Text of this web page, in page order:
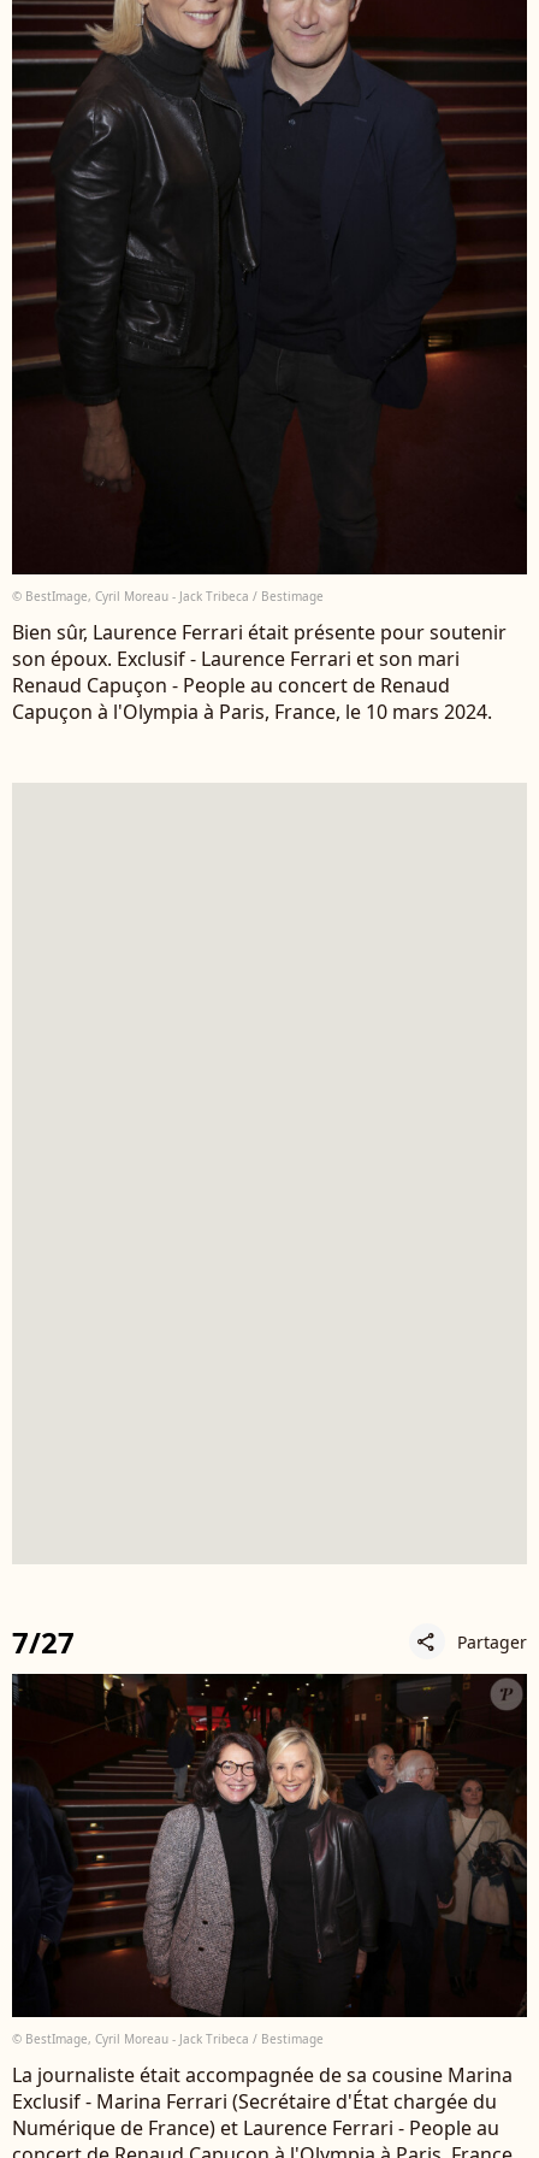
© BestImage, Cyril Moreau - Jack Tribeca / Bestimage
Bien sûr, Laurence Ferrari était présente pour soutenir
son époux. Exclusif - Laurence Ferrari et son mari
Renaud Capuçon - People au concert de Renaud
Capuçon à l'Olympia à Paris, France, le 10 mars 2024.
7/27 share Partager
© BestImage, Cyril Moreau - Jack Tribeca / Bestimage
La journaliste était accompagnée de sa cousine Marina
Exclusif - Marina Ferrari (Secrétaire d'État chargée du
Numérique de France) et Laurence Ferrari - People au